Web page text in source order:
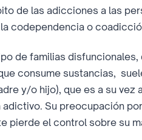
de las adicciones a las
codependencia o
de familias
consume sustancias,
y/o hijo), que es a su
adictivo. Su preocupación
pierde el control sobre su